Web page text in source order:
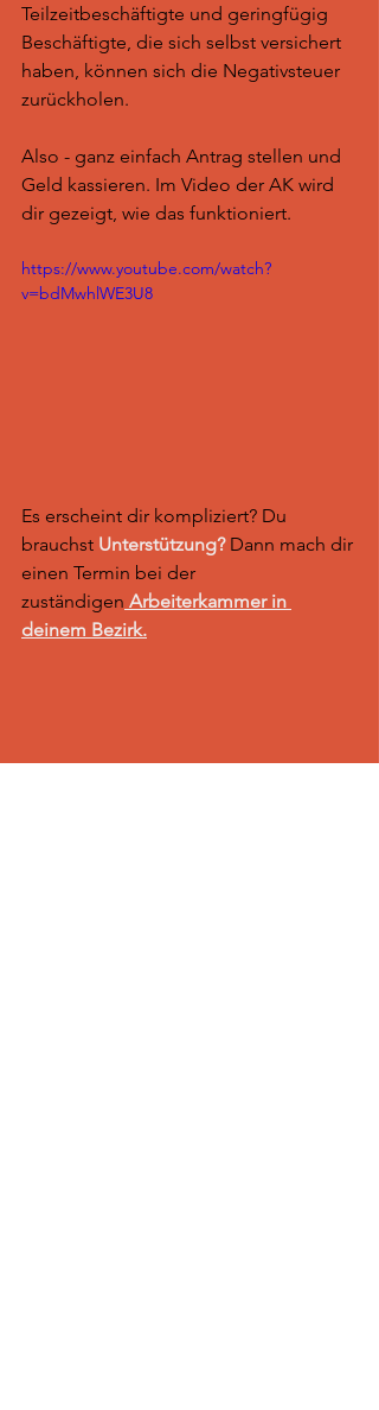
Teilzeitbeschäftigte und geringfügig
Beschäftigte, die sich selbst versichert
haben, können sich die Negativsteuer
zurückholen.
Also - ganz einfach Antrag stellen und
Geld kassieren. Im Video der AK wird
dir gezeigt, wie das funktioniert.
https://www.youtube.com/watch?
v=bdMwhlWE3U8
Es erscheint dir kompliziert? Du
brauchst Unterstützung? Dann mach dir
einen Termin bei der
zuständigen Arbeiterkammer in
deinem Bezirk.